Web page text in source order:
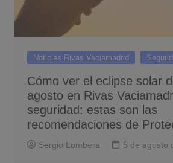
Noticias Rivas Vaciamadrid
Cómo ver el eclipse solar
agosto en Rivas
seguridad: estas son las
recomendaciones de
Sergio Lombera 5 de agosto